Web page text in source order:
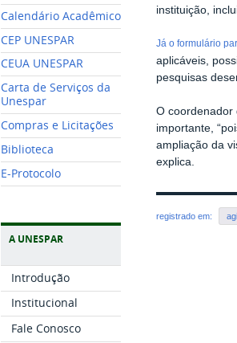
Calendário Acadêmico
CEP UNESPAR
CEUA UNESPAR
Carta de Serviços da
Unespar
Compras e Licitações
Biblioteca
E-Protocolo
A UNESPAR
Introdução
Institucional
Fale Conosco
instituição,
Já o formulário
aplicáveis,
pesquisas
O coordenador
importante,
ampliação da
explica.
registrado em: